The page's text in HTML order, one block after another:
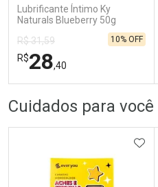
Lubrificante Íntimo Ky
Naturals Blueberry 50g
R$ 31,59
R$28,40
10% OFF
Laboratório
Por Menos
Cuidados para você